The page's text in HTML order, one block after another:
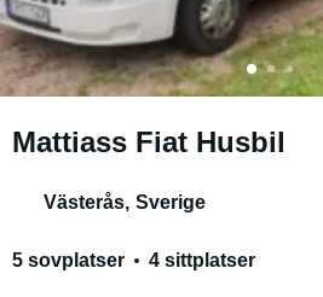
Mattiass Fiat Husbil
Västerås, Sverige
5 sovplatser 4 sittplatser